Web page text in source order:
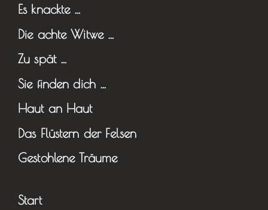
Es knackte …
Die achte Witwe …
Zu spät …
Sie finden dich …
Haut an Haut
Das Flüstern der Felsen
Gestohlene Träume
Start